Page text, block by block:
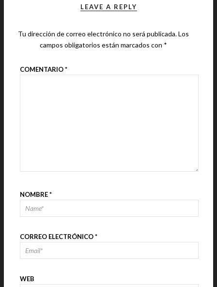
LEAVE A REPLY
Tu dirección de correo electrónico no será publicada.Los
campos obligatorios están marcados con *
COMENTARIO*
NOMBRE*
CORREO ELECTRÓNICO*
WEB